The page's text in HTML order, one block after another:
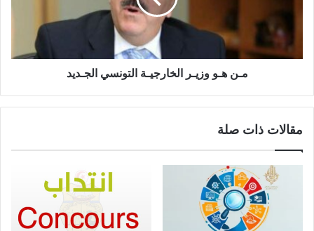
مـن هـو وزيـر الخارجيـة التونسي الجـديد
مقالات ذات صلة